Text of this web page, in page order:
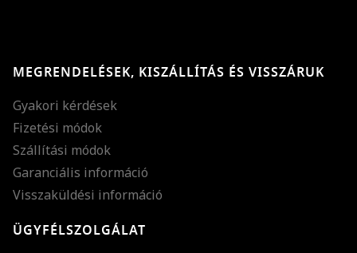
MEGRENDELÉSEK, KISZÁLLÍTÁS ÉS VISSZÁRUK
Gyakori kérdések
Fizetési módok
Szállítási módok
Garanciális információ
Visszaküldési információ
ÜGYFÉLSZOLGÁLAT